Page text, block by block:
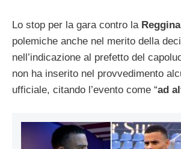
Lo stop per la gara contro la Reggina
polemiche anche nel merito della
nell’indicazione al prefetto del
non ha inserito nel provvedimento
ufficiale, citando l’evento come “ad